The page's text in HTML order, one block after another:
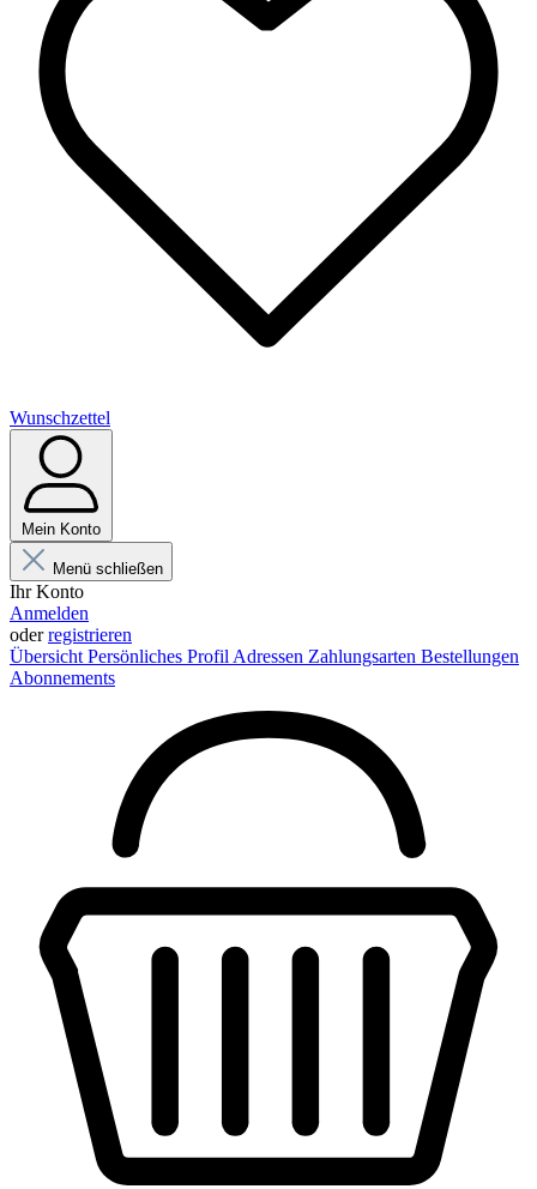
Wunschzettel
Mein Konto
Menü schließen
Ihr Konto
Anmelden
oderregistrieren
Übersicht Persönliches Profil Adressen Zahlungsarten Bestellungen
Abonnements